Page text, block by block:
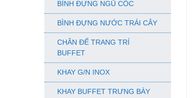
BÌNH ĐỰNG NGŨ CỐC
BÌNH ĐỰNG NƯỚC TRÁI CÂY
CHÂN ĐẾ TRANG TRÍ
BUFFET
KHAY G/N INOX
KHAY BUFFET TRƯNG BÀY